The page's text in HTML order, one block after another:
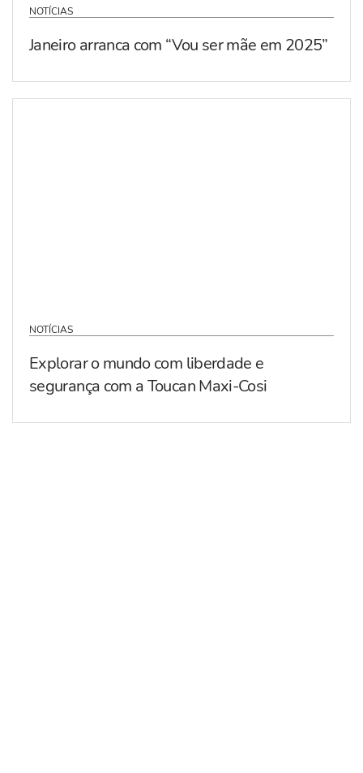
NOTÍCIAS
Janeiro arranca com “Vou ser mãe em 2025”
NOTÍCIAS
Explorar o mundo com liberdade e
segurança com a Toucan Maxi-Cosi